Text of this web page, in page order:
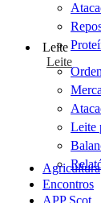
Leite
Leite
Leite
Agricultura
Encontros
APP Scot